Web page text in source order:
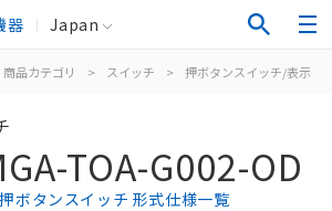
器 Japan
商品カテゴリ > スイッチ > 押ボタンスイッチ/表示灯
TOA-G002-OD
ボタンスイッチ 形式仕様一覧